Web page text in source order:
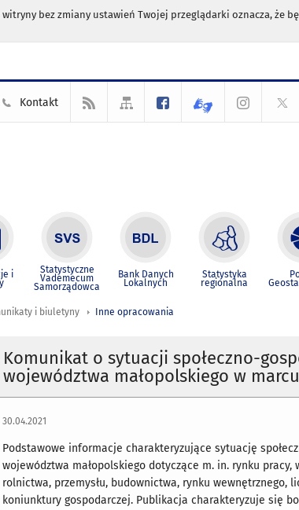
bez zmiany ustawień Twojej przeglądarki oznacza, że
Kontakt
i Statystyczne
Vademecum
Samorządowca
Bank Danych
Lokalnych
Statystyka
regionalna
i biuletyny Inne opracowania
Komunikat o sytuacji społeczno-
województwa małopolskiego w marcu
30.04.2021
Podstawowe informacje charakteryzujące sytuację
województwa małopolskiego dotyczące m. in. rynku pracy,
rolnictwa, przemysłu, budownictwa, rynku wewnętrznego,
koniunktury gospodarczej. Publikacja charakteryzuje się